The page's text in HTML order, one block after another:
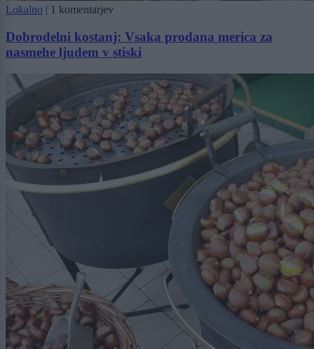
Lokalno | 1 komentarjev
Dobrodelni kostanj: Vsaka prodana merica za
nasmehe ljudem v stiski